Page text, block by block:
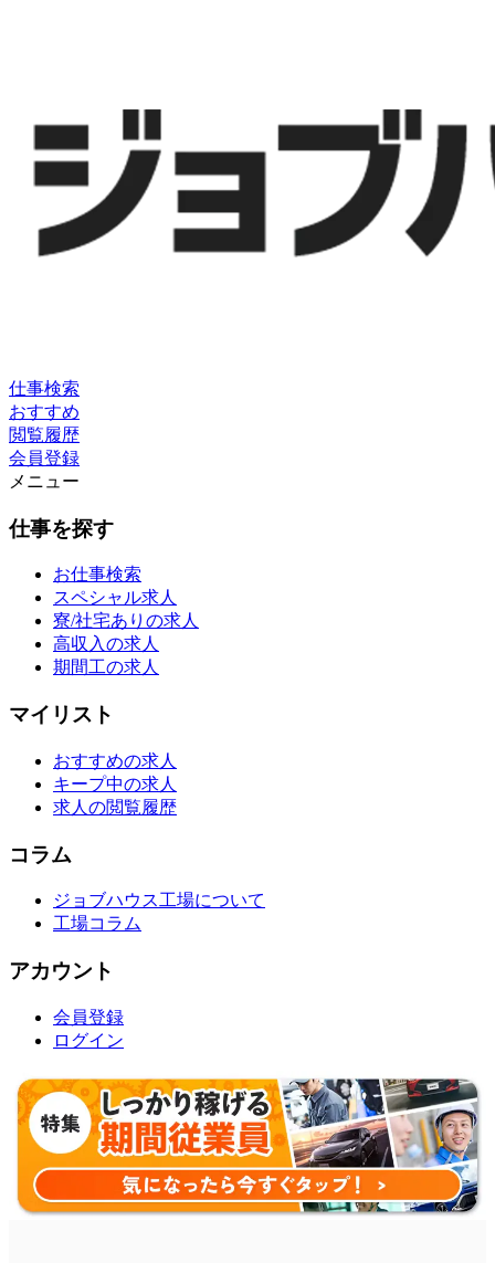
仕事検索
おすすめ
閲覧履歴
会員登録
メニュー
仕事を探す
お仕事検索
スペシャル求人
寮/社宅ありの求人
高収入の求人
期間工の求人
マイリスト
おすすめの求人
キープ中の求人
求人の閲覧履歴
コラム
ジョブハウス工場について
工場コラム
アカウント
会員登録
ログイン